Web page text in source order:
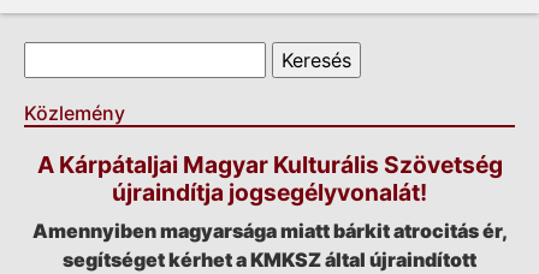
Keresés űrlap
Keresés
Közlemény
A Kárpátaljai Magyar Kulturális Szövetség
újraindítja jogsegélyvonalát!
Amennyiben magyarsága miatt bárkit atrocitás ér,
segítséget kérhet a KMKSZ által újraindított